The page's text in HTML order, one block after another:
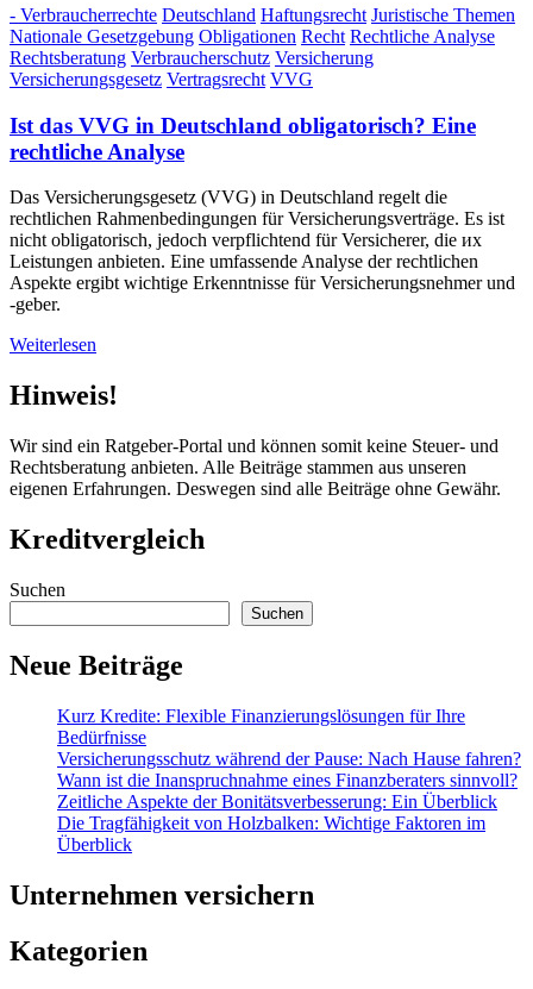
- Verbraucherrechte Deutschland Haftungsrecht Juristische Themen
Nationale Gesetzgebung Obligationen Recht Rechtliche Analyse
Rechtsberatung Verbraucherschutz Versicherung
Versicherungsgesetz Vertragsrecht VVG
Ist das VVG in Deutschland obligatorisch? Eine
rechtliche Analyse
Das Versicherungsgesetz (VVG) in Deutschland regelt die
rechtlichen Rahmenbedingungen für Versicherungsverträge. Es ist
nicht obligatorisch, jedoch verpflichtend für Versicherer, die их
Leistungen anbieten. Eine umfassende Analyse der rechtlichen
Aspekte ergibt wichtige Erkenntnisse für Versicherungsnehmer und
-geber.
Weiterlesen
Hinweis!
Wir sind ein Ratgeber-Portal und können somit keine Steuer- und
Rechtsberatung anbieten. Alle Beiträge stammen aus unseren
eigenen Erfahrungen. Deswegen sind alle Beiträge ohne Gewähr.
Kreditvergleich
Suchen
Suchen
Neue Beiträge
Kurz Kredite: Flexible Finanzierungslösungen für Ihre
Bedürfnisse
Versicherungsschutz während der Pause: Nach Hause fahren?
Wann ist die Inanspruchnahme eines Finanzberaters sinnvoll?
Zeitliche Aspekte der Bonitätsverbesserung: Ein Überblick
Die Tragfähigkeit von Holzbalken: Wichtige Faktoren im
Überblick
Unternehmen versichern
Kategorien